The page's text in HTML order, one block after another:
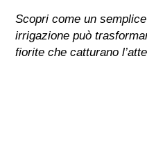
Scopri come un
irrigazione può
fiorite che catturano